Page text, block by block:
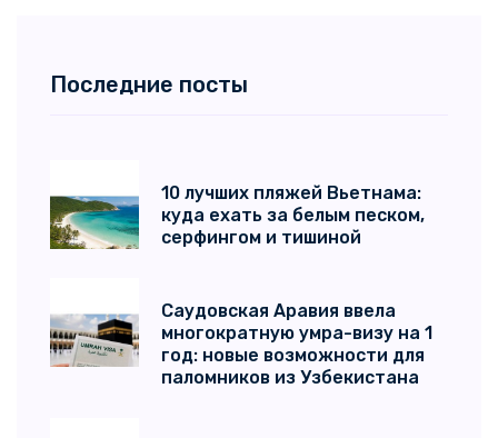
Последние посты
10 лучших пляжей Вьетнама:
куда ехать за белым песком,
серфингом и тишиной
Саудовская Аравия ввела
многократную умра-визу на 1
год: новые возможности для
паломников из Узбекистана